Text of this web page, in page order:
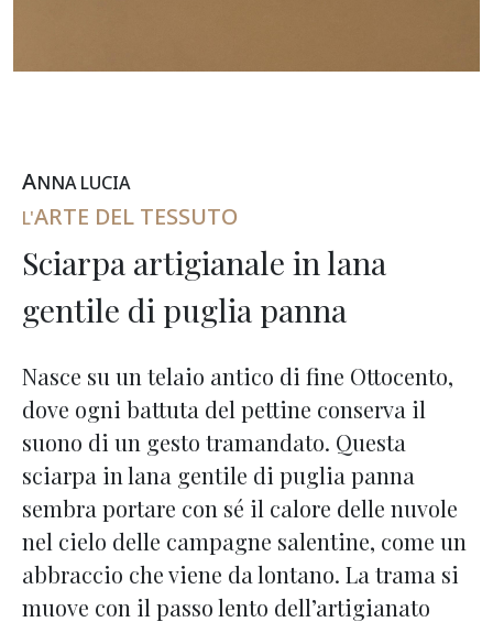
ANNALUCIA
L'ARTE DEL TESSUTO
Sciarpa artigianale in lana
gentile di puglia panna
Nasce su un telaio antico di fine Ottocento,
dove ogni battuta del pettine conserva il
suono di un gesto tramandato. Questa
sciarpa in lana gentile di puglia panna
sembra portare con sé il calore delle nuvole
nel cielo delle campagne salentine, come un
abbraccio che viene da lontano. La trama si
muove con il passo lento dell’artigianato